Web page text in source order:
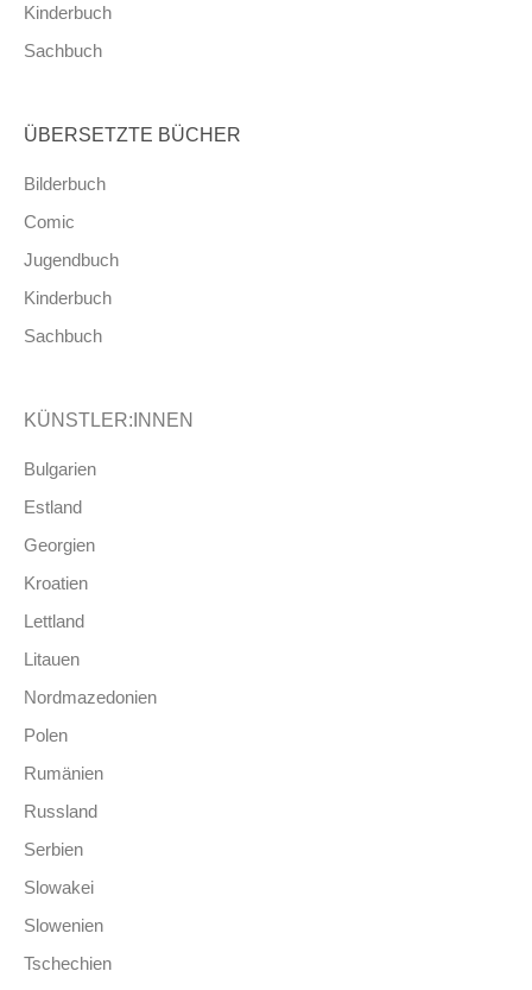
Kinderbuch
Sachbuch
ÜBERSETZTE BÜCHER
Bilderbuch
Comic
Jugendbuch
Kinderbuch
Sachbuch
KÜNSTLER:INNEN
Bulgarien
Estland
Georgien
Kroatien
Lettland
Litauen
Nordmazedonien
Polen
Rumänien
Russland
Serbien
Slowakei
Slowenien
Tschechien